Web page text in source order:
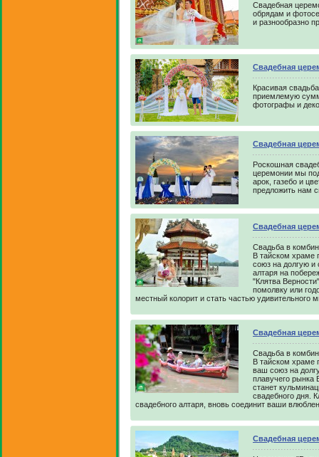
Свадебная
обрядам и
и разнообразно
Свадебная
Красивая
приемлемую
фотографы и
Свадебная
Роскошная
церемонии мы
арок, газебо и
предложить нам
Свадебная
Свадьба в
В тайском храме
союз на долгую и
алтаря на
"Клятва
помолвку или
местный колорит и стать частью удивительного
Свадебная
Свадьба в
В тайском храме
ваш союз на
плавучего рынка
станет
свадебного дня.
свадебного алтаря, вновь соединит ваши
Свадебная